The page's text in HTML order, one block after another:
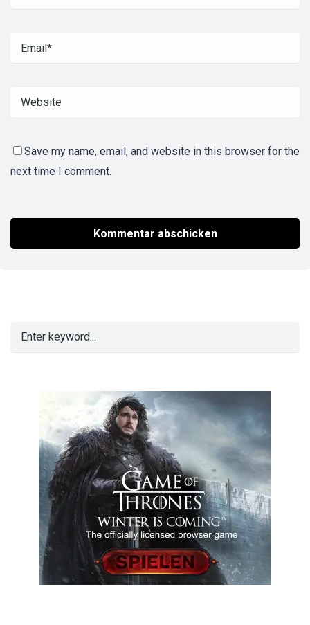
Save my name, email, and website in this browser for the
next time I comment.